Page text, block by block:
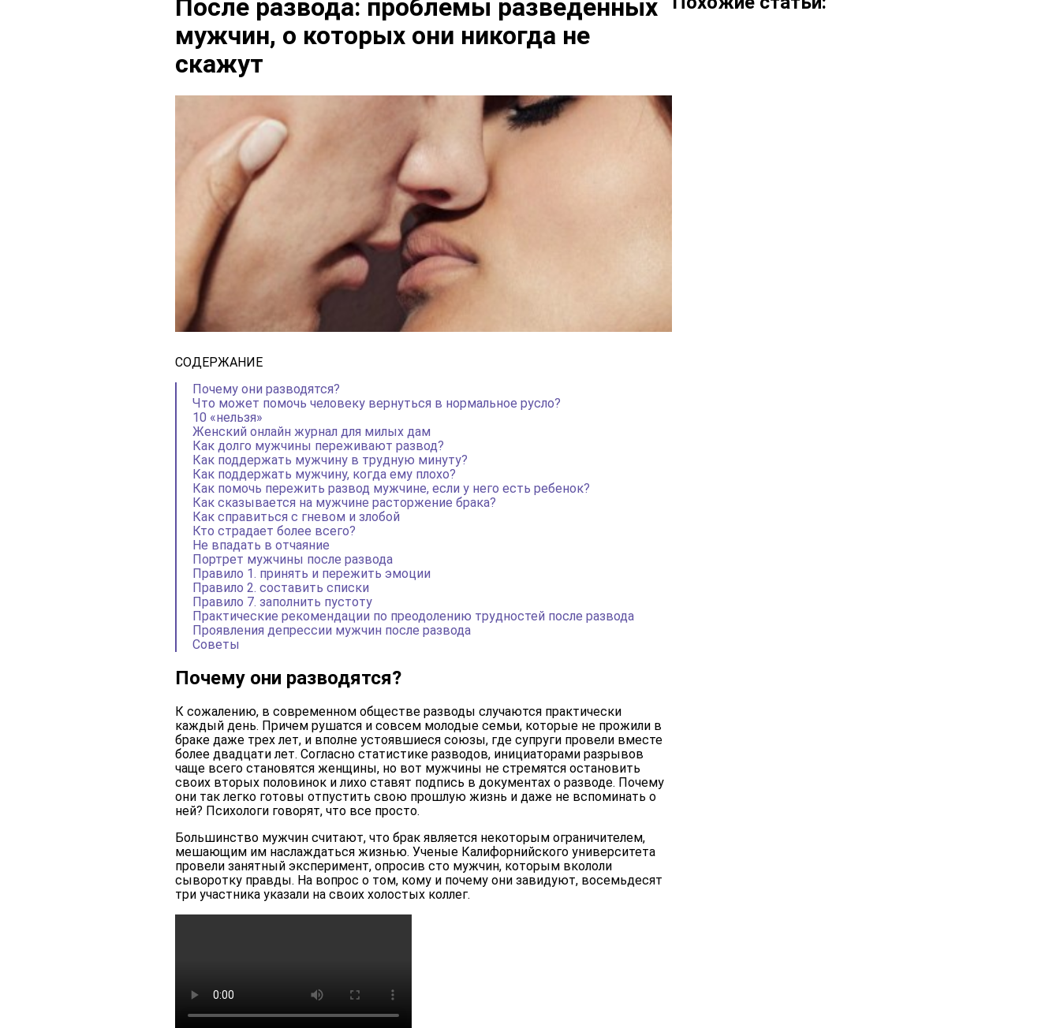
После развода: проблемы разведенных
мужчин, о которых они никогда не
скажут
СОДЕРЖАНИЕ
Почему они разводятся?
Что может помочь человеку вернуться в нормальное русло?
10 «нельзя»
Женский онлайн журнал для милых дам
Как долго мужчины переживают развод?
Как поддержать мужчину в трудную минуту?
Как поддержать мужчину, когда ему плохо?
Как помочь пережить развод мужчине, если у него есть ребенок?
Как сказывается на мужчине расторжение брака?
Как справиться с гневом и злобой
Кто страдает более всего?
Не впадать в отчаяние
Портрет мужчины после развода
Правило 1. принять и пережить эмоции
Правило 2. составить списки
Правило 7. заполнить пустоту
Практические рекомендации по преодолению трудностей после развода
Проявления депрессии мужчин после развода
Советы
Почему они разводятся?
К сожалению, в современном обществе разводы случаются практически
каждый день. Причем рушатся и совсем молодые семьи, которые не прожили в
браке даже трех лет, и вполне устоявшиеся союзы, где супруги провели вместе
более двадцати лет. Согласно статистике разводов, инициаторами разрывов
чаще всего становятся женщины, но вот мужчины не стремятся остановить
своих вторых половинок и лихо ставят подпись в документах о разводе. Почему
они так легко готовы отпустить свою прошлую жизнь и даже не вспоминать о
ней? Психологи говорят, что все просто.
Большинство мужчин считают, что брак является некоторым ограничителем,
мешающим им наслаждаться жизнью. Ученые Калифорнийского университета
провели занятный эксперимент, опросив сто мужчин, которым вкололи
сыворотку правды. На вопрос о том, кому и почему они завидуют, восемьдесят
три участника указали на своих холостых коллег.